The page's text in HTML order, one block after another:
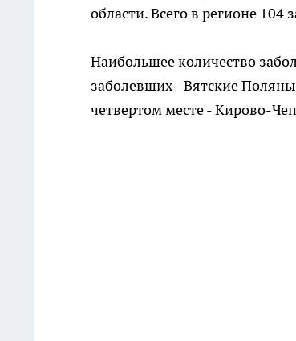
области. Всего в регионе 104
Наибольшее количество
заболевших - Вятские
четвертом месте - Кирово-